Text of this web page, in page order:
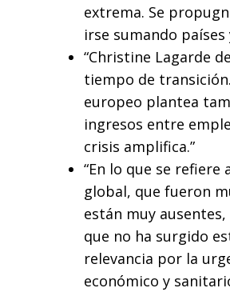
extrema. Se
irse sumando países
“Christine Lagarde
tiempo de
europeo plantea
ingresos entre
crisis amplifica.”
“En lo que se
global, que fueron
están muy
que no ha surgido
relevancia por la
económico y